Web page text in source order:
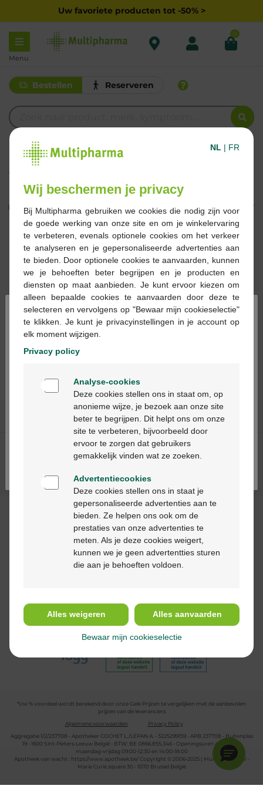
Uw favoriete producten tot -50% >
Menu
0
Bestellen Reserveren
A
ACTI-SUN
Filteren
1 Resultaten
€ 17,30
Acti-sun Forte capsules
30st
Onze diensten
Over Multipharma
Hulp & contact
Betaalmethodes
*Uw % voordeel wordt berekend door onze Gele Prijzen te vergelijken met de aanbevolen
prijzen van de leveranciers
Algemene voorwaarden
Privacy Policy
Aggregatie 1/2/237708 - Apotheker COCHET L./LEPAN A. - 3225299159 - APB 237708 - Buitenplas
19 - 1600 Sint-Pieters-Leeuw België - BTW: BE 0866.855.346 - Openingsuren apotheek:
maandag-vrijdag 09:00-12:30 en 14:00-18:00
Apotheek van wacht :
https://www.apotheek.be/Copyright © 2006-2025 | Multipharma CV -
Marie Curie square 30 - 1070 Brussel België
×
Bienvenue
Ga verder in het nederlands
Continuez en français
NL | FR
Wij beschermen je privacy
Bij Multipharma gebruiken we cookies die nodig zijn voor
de goede werking van onze site en om je winkelervaring
te verbeteren, evenals optionele cookies om het verkeer
te analyseren en je gepersonaliseerde advertenties aan
te bieden. Door optionele cookies te aanvaarden, kunnen
we je behoeften beter begrijpen en je producten en
diensten op maat aanbieden. Je kunt ervoor kiezen om
alleen bepaalde cookies te aanvaarden door deze te
selecteren en vervolgens op "Bewaar mijn cookieselectie"
te klikken. Je kunt je privacyinstellingen in je account op
elk moment wijzigen.
Privacy policy
Analyse-cookies
Deze cookies stellen ons in staat om, op
anonieme wijze, je bezoek aan onze site
beter te begrijpen. Dit helpt ons om onze
site te verbeteren, bijvoorbeeld door
ervoor te zorgen dat gebruikers
gemakkelijk vinden wat ze zoeken.
Advertentiecookies
Deze cookies stellen ons in staat je
gepersonaliseerde advertenties aan te
bieden. Ze helpen ons ook om de
prestaties van onze advertenties te
meten. Als je deze cookies weigert,
kunnen we je geen advertentties sturen
die aan je behoeften voldoen.
Alles weigeren Alles aanvaarden
Bewaar mijn cookieselectie